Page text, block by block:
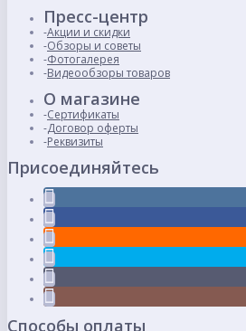
Пресс-центр
Акции и скидки
Обзоры и советы
Фотогалерея
Видеообзоры товаров
О магазине
Сертификаты
Договор оферты
Реквизиты
Присоединяйтесь
Способы оплаты